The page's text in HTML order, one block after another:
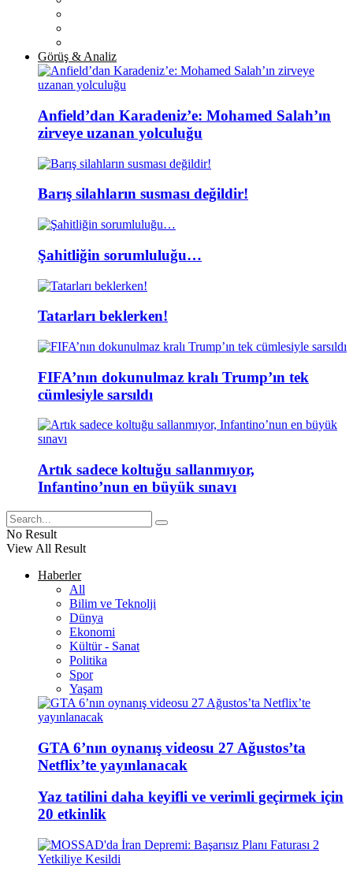
Görüş & Analiz
Anfield’dan Karadeniz’e: Mohamed Salah’ın
zirveye uzanan yolculuğu
Barış silahların susması değildir!
Şahitliğin sorumluluğu…
Tatarları beklerken!
FIFA’nın dokunulmaz kralı Trump’ın tek
cümlesiyle sarsıldı
Artık sadece koltuğu sallanmıyor,
Infantino’nun en büyük sınavı
No Result
View All Result
Haberler
All
Bilim ve Teknolji
Dünya
Ekonomi
Kültür - Sanat
Politika
Spor
Yaşam
GTA 6’nın oynanış videosu 27 Ağustos’ta
Netflix’te yayınlanacak
Yaz tatilini daha keyifli ve verimli geçirmek için
20 etkinlik